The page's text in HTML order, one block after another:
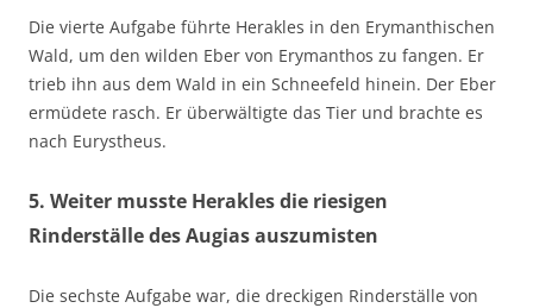
Die vierte Aufgabe führte Herakles in den Erymanthischen
Wald, um den wilden Eber von Erymanthos zu fangen. Er
trieb ihn aus dem Wald in ein Schneefeld hinein. Der Eber
ermüdete rasch. Er überwältigte das Tier und brachte es
nach Eurystheus.
5. Weiter musste Herakles die riesigen
Rinderställe des Augias auszumisten
Die sechste Aufgabe war, die dreckigen Rinderställe von